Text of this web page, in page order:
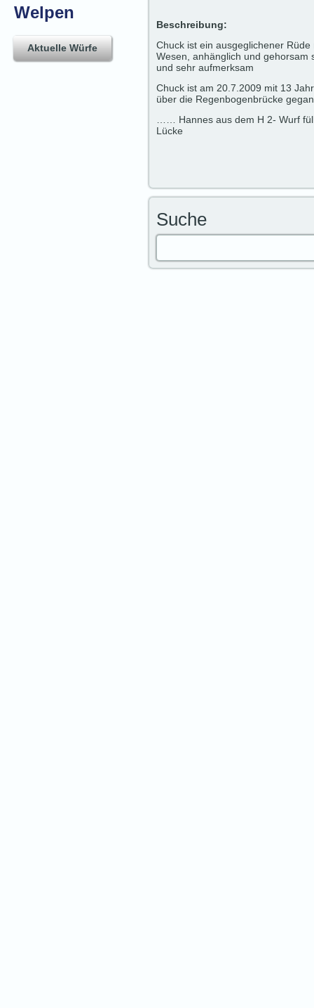
Welpen
Aktuelle Würfe
Beschreibung:
Chuck ist ein ausgeglichener
Wesen, anhänglich und gehorsam
und sehr aufmerksam
Chuck ist am 20.7.2009 mit 13
über die Regenbogenbrücke
…… Hannes aus dem H 2- Wurf
Lücke
Suche